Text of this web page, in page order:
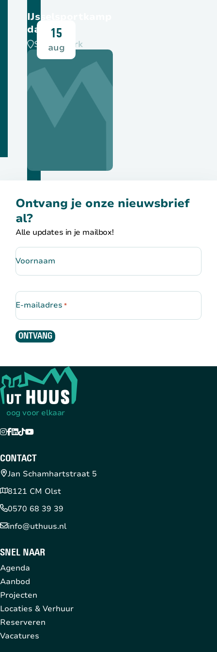
IJsselsportkamp
dag 2
SPOC-park
15
aug
Bekijk deze activiteit
Ontvang je onze nieuwsbrief
al?
Alle updates in je mailbox!
Voornaam
E-mailadres *
ONTVANG
Terug naar de startpagina
oog voor elkaar
Instagram
Facebook
LinkedIn
TikTokYouTube
CONTACT
Jan Schamhartstraat 5
8121 CM Olst
0570 68 39 39
info@uthuus.nl
SNEL NAAR
Agenda
Aanbod
Projecten
Locaties & Verhuur
Reserveren
Vacatures